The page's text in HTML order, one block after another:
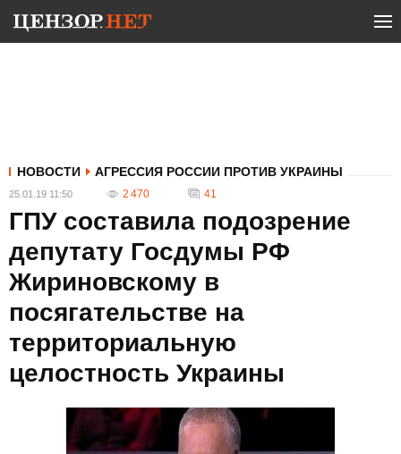
НОВОСТИ АГРЕССИЯ РОССИИ ПРОТИВ УКРАИНЫ
25.01.19 11:50 2 470 41
ГПУ составила подозрение
депутату Госдумы РФ
Жириновскому в
посягательстве на
территориальную
целостность Украины